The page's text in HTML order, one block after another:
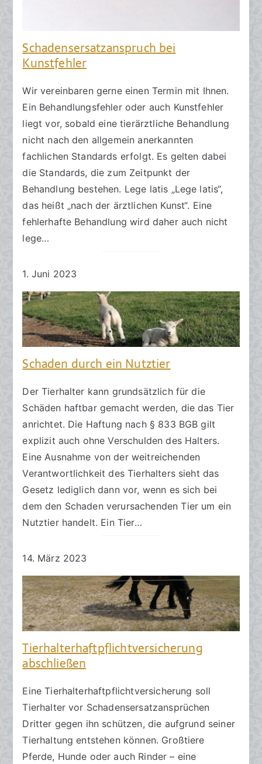
Schadensersatzanspruch bei
Kunstfehler
Wir vereinbaren gerne einen Termin mit Ihnen.
Ein Behandlungsfehler oder auch Kunstfehler
liegt vor, sobald eine tierärztliche Behandlung
nicht nach den allgemein anerkannten
fachlichen Standards erfolgt. Es gelten dabei
die Standards, die zum Zeitpunkt der
Behandlung bestehen. Lege latis „Lege latis“,
das heißt „nach der ärztlichen Kunst“. Eine
fehlerhafte Behandlung wird daher auch nicht
lege…
1. Juni 2023
Schaden durch ein Nutztier
Der Tierhalter kann grundsätzlich für die
Schäden haftbar gemacht werden, die das Tier
anrichtet. Die Haftung nach § 833 BGB gilt
explizit auch ohne Verschulden des Halters.
Eine Ausnahme von der weitreichenden
Verantwortlichkeit des Tierhalters sieht das
Gesetz lediglich dann vor, wenn es sich bei
dem den Schaden verursachenden Tier um ein
Nutztier handelt. Ein Tier…
14. März 2023
Tierhalterhaftpflichtversicherung
abschließen
Eine Tierhalterhaftpflichtversicherung soll
Tierhalter vor Schadensersatzansprüchen
Dritter gegen ihn schützen, die aufgrund seiner
Tierhaltung entstehen können. Großtiere
Pferde, Hunde oder auch Rinder – eine